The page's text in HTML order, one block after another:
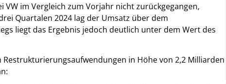
VW im Vergleich zum Vorjahr nicht zurückgegangen,
Quartalen 2024 lag der Umsatz über dem
liegt das Ergebnis jedoch deutlich unter dem Wert des
in Höhe von 2,2 Milliarden